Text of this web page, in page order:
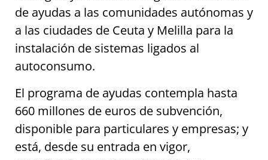
de ayudas a las comunidades autónomas y
a las ciudades de Ceuta y Melilla para la
instalación de sistemas ligados al
autoconsumo.
El programa de ayudas contempla hasta
660 millones de euros de subvención,
disponible para particulares y empresas; y
está, desde su entrada en vigor,